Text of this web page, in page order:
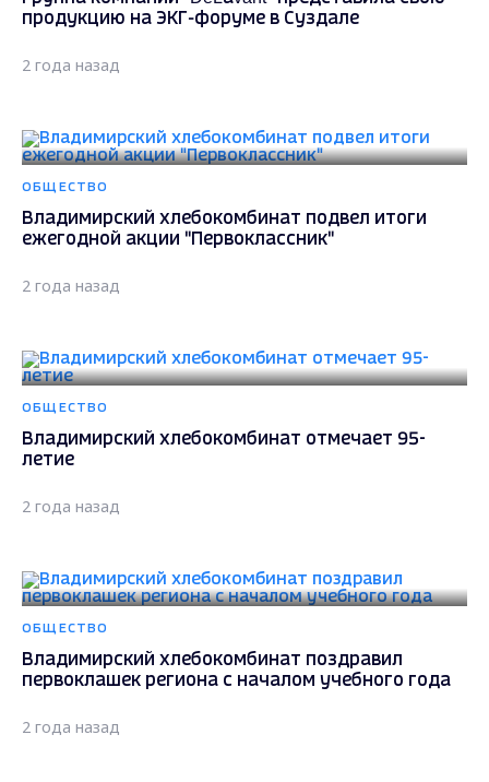
продукцию на ЭКГ-форуме в Суздале
2 года назад
ОБЩЕСТВО
Владимирский хлебокомбинат подвел итоги
ежегодной акции "Первоклассник"
2 года назад
ОБЩЕСТВО
Владимирский хлебокомбинат отмечает 95-
летие
2 года назад
ОБЩЕСТВО
Владимирский хлебокомбинат поздравил
первоклашек региона с началом учебного года
2 года назад